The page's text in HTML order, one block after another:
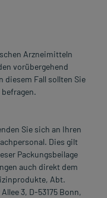
Arzneimitteln
vorübergehend
diesem Fall sollten Sie
Sie sich an Ihren
Dies gilt
Packungsbeilage
auch direkt dem
Abt.
3, D-53175 Bonn,